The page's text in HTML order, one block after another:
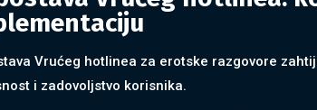
Vrućeg hotlinea za erotske razgovore
i zadovoljstvo korisnika.